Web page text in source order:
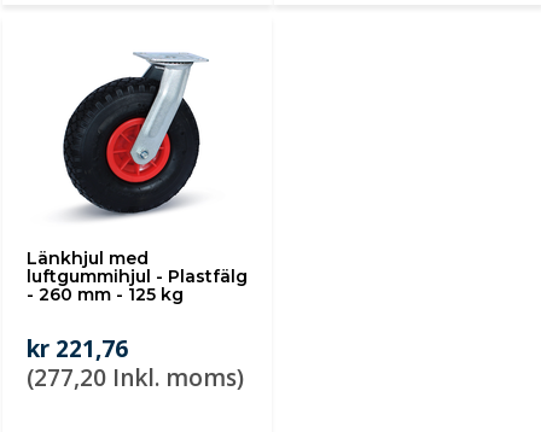
Länkhjul med
luftgummihjul - Plastfälg
- 260 mm - 125 kg
kr 221,76
(277,20 Inkl. moms)